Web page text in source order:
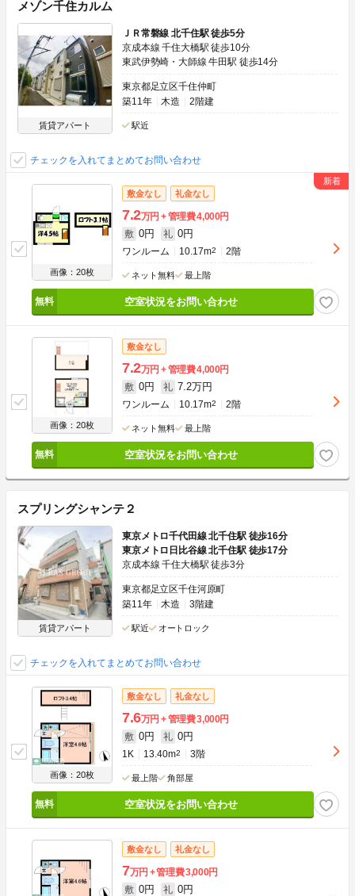
メゾン千住カルム
賃貸アパート
ＪＲ常磐線 北千住駅 徒歩5分
京成本線 千住大橋駅 徒歩10分
東武伊勢崎・大師線 牛田駅 徒歩14分
東京都足立区千住仲町
築11年
木造 2階建
駅近
チェックを入れてまとめてお問い合わせ
画像：20枚
敷金なし 礼金なし
7.2万円 管理費4,000円
敷 0円 礼 0円
ワンルーム 10.17m2 2階
ネット無料 最上階
空室状況をお問い合わせ
画像：20枚
敷金なし
7.2万円 管理費4,000円
敷 0円 礼 7.2万円
ワンルーム 10.17m2 2階
ネット無料 最上階
空室状況をお問い合わせ
スプリングシャンテ２
賃貸アパート
東京メトロ千代田線 北千住駅 徒歩16分
東京メトロ日比谷線 北千住駅 徒歩17分
京成本線 千住大橋駅 徒歩3分
東京都足立区千住河原町
築11年
木造 3階建
駅近 オートロック
チェックを入れてまとめてお問い合わせ
画像：20枚
敷金なし 礼金なし
7.6万円 管理費3,000円
敷 0円 礼 0円
1K 13.40m2 3階
最上階 角部屋
空室状況をお問い合わせ
敷金なし 礼金なし
7万円 管理費3,000円
敷 0円 礼 0円